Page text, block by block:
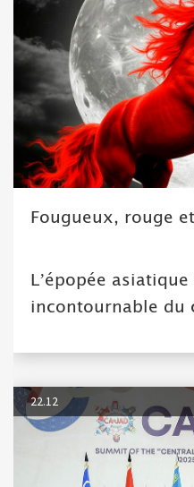
Fougueux, rouge
L’épopée
incontournable du
22.12